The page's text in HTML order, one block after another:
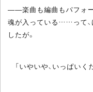
――楽曲も編曲もパフォー
魂が入っている……って、
したが。
「いやいや、いっぱいくだ